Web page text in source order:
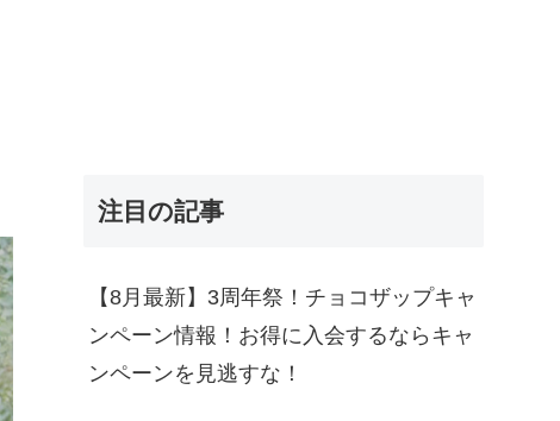
注目の記事
【8月最新】3周年祭！チョコザップキャ
ンペーン情報！お得に入会するならキャ
ンペーンを見逃すな！